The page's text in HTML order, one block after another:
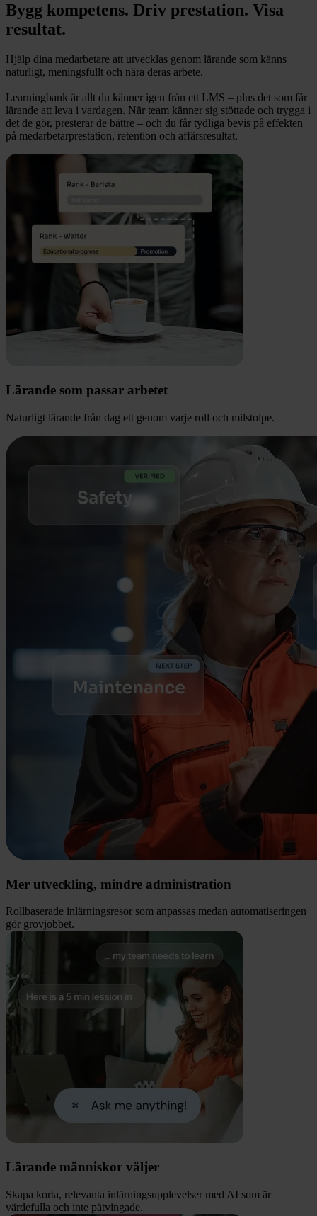
Bygg kompetens. Driv prestation. Visa
resultat.
Hjälp dina medarbetare att utvecklas genom lärande som känns
naturligt, meningsfullt och nära deras arbete.
Learningbank är allt du känner igen från ett LMS – plus det som får
lärande att leva i vardagen. När team känner sig stöttade och trygga i
det de gör, presterar de bättre – och du får tydliga bevis på effekten
på medarbetarprestation, retention och affärsresultat.
Lärande som passar arbetet
Naturligt lärande från dag ett genom varje roll och milstolpe.
Mer utveckling, mindre administration
Rollbaserade inlärningsresor som anpassas medan automatiseringen
gör grovjobbet.
Lärande människor väljer
Skapa korta, relevanta inlärningsupplevelser med AI som är
värdefulla och inte påtvingade.